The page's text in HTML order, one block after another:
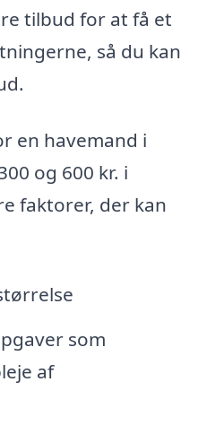
tilbud for at få et
så du kan
en havemand i
og 600 kr. i
faktorer, der kan
som
af